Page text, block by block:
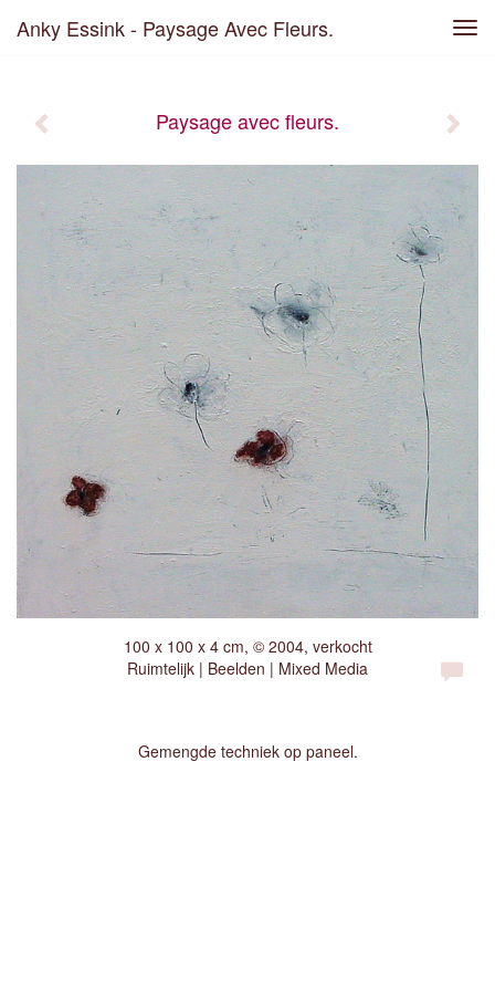
Anky Essink - Paysage Avec Fleurs.
Paysage avec fleurs.
100 x 100 x 4 cm, © 2004, verkocht
Ruimtelijk | Beelden | Mixed Media
Gemengde techniek op paneel.